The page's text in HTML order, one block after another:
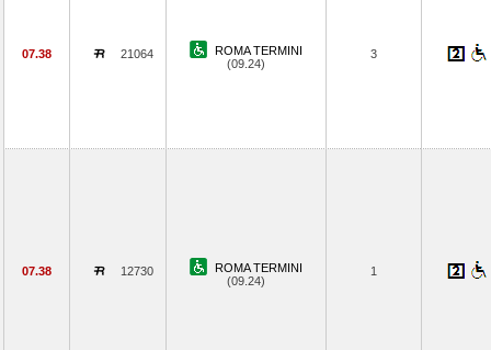
07.38 21064
ROMA TERMINI
(09.24)
3
07.38 12730
ROMA TERMINI
(09.24)
1